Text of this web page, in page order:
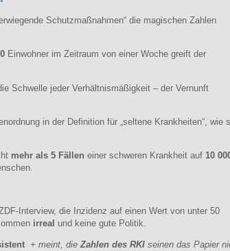
Schutzmaßnahmen“ die magischen Zahlen
Einwohner im Zeitraum von einer Woche greift der
Schwelle jeder Verhältnismäßigkeit – der Vernunft
in der Definition für „seltene Krankheiten“, wie
mehr als 5 Fällen einer schweren Krankheit auf 10
Interview, die Inzidenz auf einen Wert von unter 50
irreal und keine gute Politik.
+ meint, dieZahlen des RKI seinen das Papier